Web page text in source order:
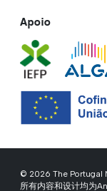
Apoio
© 2026 The Portugal
所有内容和设计均为